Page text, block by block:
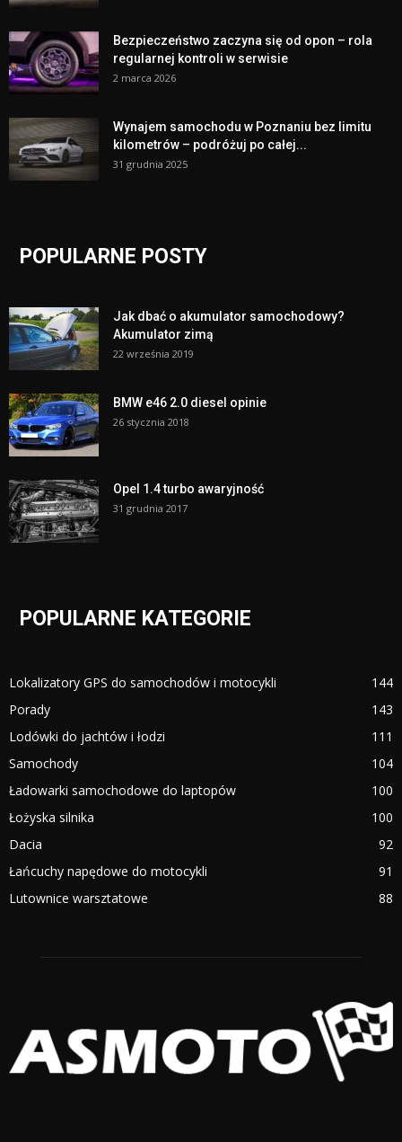
Bezpieczeństwo zaczyna się od opon – rola
regularnej kontroli w serwisie
2 marca 2026
Wynajem samochodu w Poznaniu bez limitu
kilometrów – podróżuj po całej...
31 grudnia 2025
POPULARNE POSTY
Jak dbać o akumulator samochodowy?
Akumulator zimą
22 września 2019
BMW e46 2.0 diesel opinie
26 stycznia 2018
Opel 1.4 turbo awaryjność
31 grudnia 2017
POPULARNE KATEGORIE
Lokalizatory GPS do samochodów i motocykli
144
Porady
143
Lodówki do jachtów i łodzi
111
Samochody
104
Ładowarki samochodowe do laptopów
100
Łożyska silnika
100
Dacia
92
Łańcuchy napędowe do motocykli
91
Lutownice warsztatowe
88